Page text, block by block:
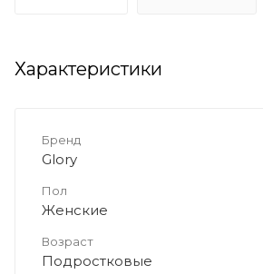
Характеристики
Бренд
Glory
Пол
Женские
Возраст
Подростковые